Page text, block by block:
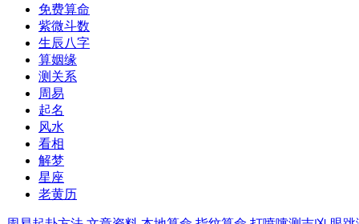
免费算命
紫微斗数
生辰八字
算姻缘
测关系
周易
起名
风水
看相
解梦
星座
老黄历